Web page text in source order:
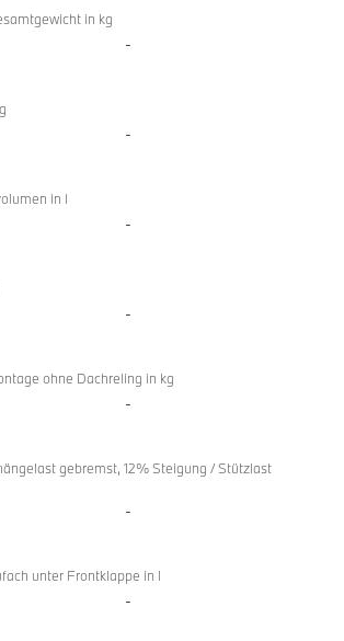
in kg
-
-
in l
-
-
ohne Dachreling in kg
-
gebremst, 12% Steigung / Stützlast
-
unter Frontklappe in l
-